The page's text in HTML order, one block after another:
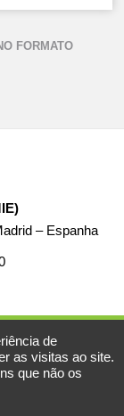
FORMATO
– Espanha
AVISO LEGAL
de
as visitas ao site.
que não os